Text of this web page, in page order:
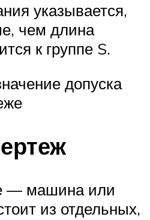
указывается,
чем длина
к группе S.
допуска
— машина или
из отдельных,